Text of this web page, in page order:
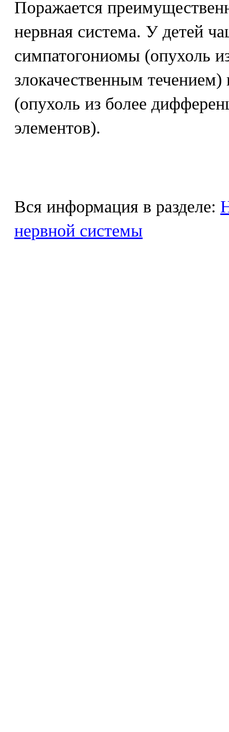
Поражается
нервная система. У детей
симпатогониомы (опухоль
злокачественным
(опухоль из более
элементов).
Вся информация в разделе:
нервной системы